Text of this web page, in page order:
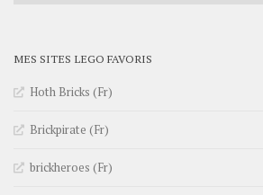
MES SITES LEGO FAVORIS
Hoth Bricks (Fr)
Brickpirate (Fr)
brickheroes (Fr)